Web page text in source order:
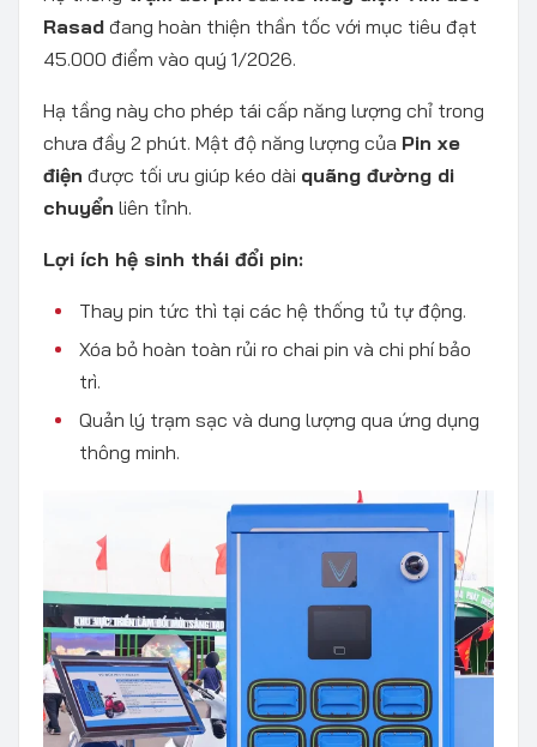
Rasad đang hoàn thiện thần tốc với mục tiêu đạt
45.000 điểm vào quý 1/2026.
Hạ tầng này cho phép tái cấp năng lượng chỉ trong
chưa đầy 2 phút. Mật độ năng lượng của Pin xe
điện được tối ưu giúp kéo dài quãng đường di
chuyển liên tỉnh.
Lợi ích hệ sinh thái đổi pin:
Thay pin tức thì tại các hệ thống tủ tự động.
Xóa bỏ hoàn toàn rủi ro chai pin và chi phí bảo
trì.
Quản lý trạm sạc và dung lượng qua ứng dụng
thông minh.